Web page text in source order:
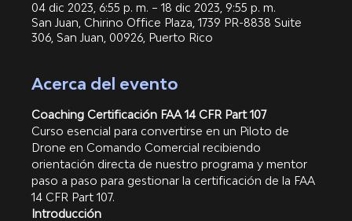
04 dic 2023, 6:55 p. m. – 18 dic 2023, 9:55 p. m.
San Juan, Chirino Office Plaza, 1739 PR-8838 Suite
306, San Juan, 00926, Puerto Rico
Acerca del evento
Coaching Certificación FAA 14 CFR Part 107
Curso esencial para convertirse en un Piloto de
Drone en Comando Comercial recibiendo
orientación directa de nuestro programa y mentor
paso a paso para gestionar la certificación de la FAA
14 CFR Part 107.
Introducción